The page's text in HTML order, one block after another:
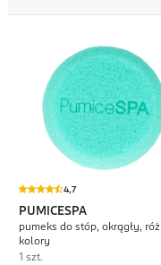
4,7
PUMICESPA
pumeks do stóp, okrągły,
kolory
1 szt.